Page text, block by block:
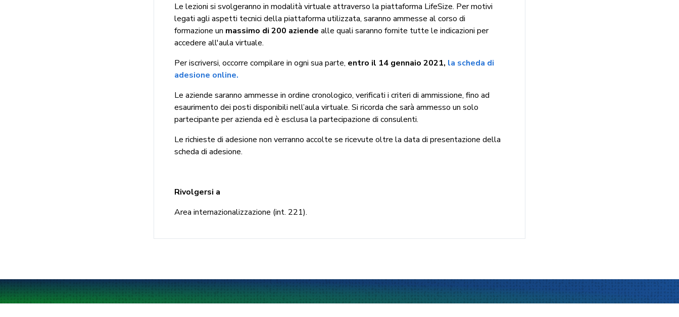
Le lezioni si svolgeranno in modalità virtuale attraverso la piattaforma LifeSize. Per motivi
legati agli aspetti tecnici della piattaforma utilizzata, saranno ammesse al corso di
formazione un massimo di 200 aziende alle quali saranno fornite tutte le indicazioni per
accedere all'aula virtuale.
Per iscriversi, occorre compilare in ogni sua parte, entro il 14 gennaio 2021, la scheda di
adesione online.
Le aziende saranno ammesse in ordine cronologico, verificati i criteri di ammissione, fino ad
esaurimento dei posti disponibili nell’aula virtuale. Si ricorda che sarà ammesso un solo
partecipante per azienda ed è esclusa la partecipazione di consulenti.
Le richieste di adesione non verranno accolte se ricevute oltre la data di presentazione della
scheda di adesione.
Rivolgersi a
Area internazionalizzazione (int. 221).